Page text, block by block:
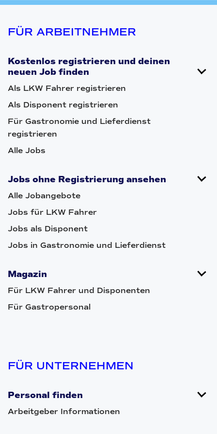
FÜR ARBEITNEHMER
Kostenlos registrieren und deinen
neuen Job finden
Als LKW Fahrer registrieren
Als Disponent registrieren
Für Gastronomie und Lieferdienst
registrieren
Alle Jobs
Jobs ohne Registrierung ansehen
Alle Jobangebote
Jobs für LKW Fahrer
Jobs als Disponent
Jobs in Gastronomie und Lieferdienst
Magazin
Für LKW Fahrer und Disponenten
Für Gastropersonal
FÜR UNTERNEHMEN
Personal finden
Arbeitgeber Informationen